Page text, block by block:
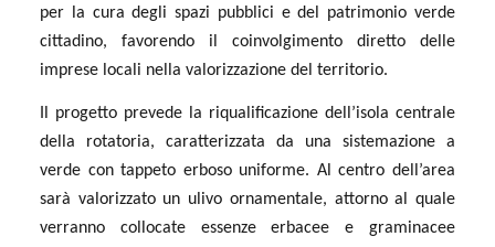
per la cura degli spazi pubblici e del patrimonio verde
cittadino, favorendo il coinvolgimento diretto delle
imprese locali nella valorizzazione del territorio.
Il progetto prevede la riqualificazione dell’isola centrale
della rotatoria, caratterizzata da una sistemazione a
verde con tappeto erboso uniforme. Al centro dell’area
sarà valorizzato un ulivo ornamentale, attorno al quale
verranno collocate essenze erbacee e graminacee